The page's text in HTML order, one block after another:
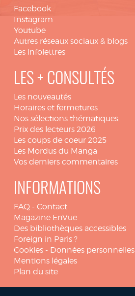
Facebook
Instagram
Youtube
Autres réseaux sociaux & blogs
Les infolettres
LES + CONSULTÉS
Les nouveautés
Horaires et fermetures
Nos sélections thématiques
Prix des lecteurs 2026
Les coups de coeur 2025
Les Mordus du Manga
Vos derniers commentaires
INFORMATIONS
FAQ - Contact
Magazine EnVue
Des bibliothèques accessibles
Foreign in Paris ?
Cookies - Données personnelles
Mentions légales
Plan du site